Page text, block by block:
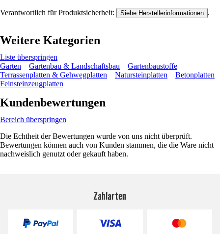
Verantwortlich für Produktsicherheit: Siehe Herstellerinformationen .
Weitere Kategorien
Liste überspringen
Garten
Gartenbau & Landschaftsbau
Gartenbaustoffe
Terrassenplatten & Gehwegplatten
Natursteinplatten
Betonplatten
Feinsteinzeugplatten
Kundenbewertungen
Bereich überspringen
Die Echtheit der Bewertungen wurde von uns nicht überprüft.
Bewertungen können auch von Kunden stammen, die die Ware nicht
nachweislich genutzt oder gekauft haben.
Zahlarten